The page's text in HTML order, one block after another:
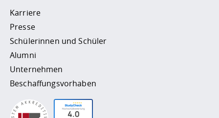
Karriere
Presse
Schülerinnen und Schüler
Alumni
Unternehmen
Beschaffungsvorhaben